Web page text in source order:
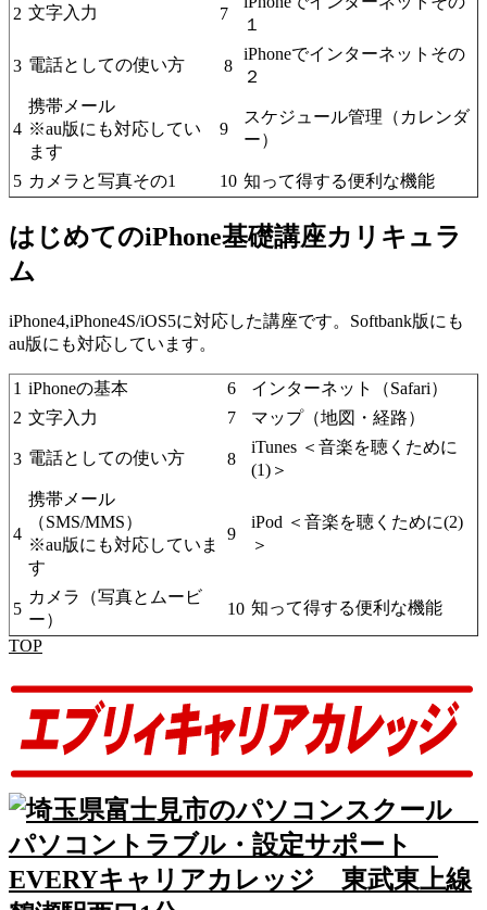
2 文字入力 7
１
3 電話としての使い方 8
iPhoneでインターネットその
２
4
携帯メール
※au版にも対応してい
ます
9
スケジュール管理（カレンダ
ー）
5 カメラと写真その1 10 知って得する便利な機能
はじめてのiPhone基礎講座カリキュラ
ム
iPhone4,iPhone4S/iOS5に対応した講座です。Softbank版にも
au版にも対応しています。
1 iPhoneの基本 6
インターネット（Safari）
2 文字入力 7 マップ（地図・経路）
3 電話としての使い方 8
iTunes ＜音楽を聴くために
(1)＞
4
携帯メール
（SMS/MMS）
※au版にも対応していま
す
9
iPod ＜音楽を聴くために(2)
＞
5
カメラ（写真とムービ
ー）
10 知って得する便利な機能
TOP